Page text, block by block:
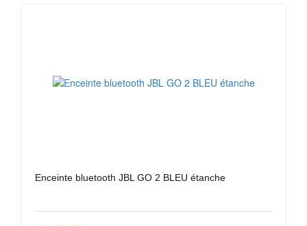
Enceinte bluetooth JBL GO 2 BLEU étanche